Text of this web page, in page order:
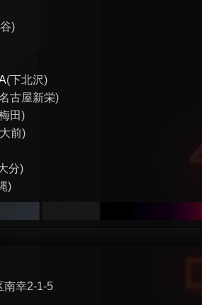
)
(下北沢)
古屋新栄)
田)
前)
分)
)
南幸2-1-5